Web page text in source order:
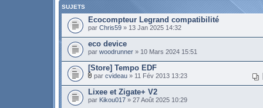
SUJETS
Ecocompteur Legrand compatibilité
par Chris59 » 13 Jan 2025 14:32
eco device
par woodrunner » 10 Mars 2024 15:51
[Store] Tempo EDF
par cvideau » 11 Fév 2013 13:23
Lixee et Zigate+ V2
par Kikou017 » 27 Août 2025 10:29